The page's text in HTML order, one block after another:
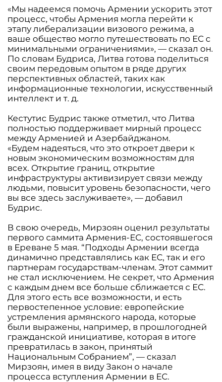
«Мы надеемся помочь Армении ускорить этот
процесс, чтобы Армения могла перейти к
этапу либерализации визового режима, а
ваше общество могло путешествовать по ЕС с
минимальными ограничениями», — сказал он.
По словам Будриса, Литва готова поделиться
своим передовым опытом в ряде других
перспективных областей, таких как
информационные технологии, искусственный
интеллект и т. д.
Кестутис Будрис также отметил, что Литва
полностью поддерживает мирный процесс
между Арменией и Азербайджаном.
«Будем надеяться, что это откроет двери к
новым экономическим возможностям для
всех. Открытие границ, открытие
инфраструктуры активизирует связи между
людьми, повысит уровень безопасности, чего
вы все здесь заслуживаете», — добавил
Будрис.
В свою очередь, Мирзоян оценил результаты
первого саммита Армения-ЕС, состоявшегося
в Ереване 5 мая. “Подходы Армении всегда
динамично представлялись как ЕС, так и его
партнерам государствам-членам. Этот саммит
не стал исключением. Не секрет, что Армения
с каждым днем все больше ​​сближается с ЕС.
Для этого есть все возможности, и есть
первостепенное условие: европейские
устремления армянского народа, которые
были выражены, например, в прошлогодней
гражданской инициативе, которая в итоге
превратилась в закон, принятый
Национальным Собранием”, — сказал
Мирзоян, имея в виду Закон о начале
процесса вступления Армении в ЕС.